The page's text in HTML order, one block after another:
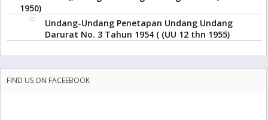
1950)
Undang-Undang Penetapan Undang Undang
Darurat No. 3 Tahun 1954 ( (UU 12 thn 1955)
FIND US ON FACEEBOOK